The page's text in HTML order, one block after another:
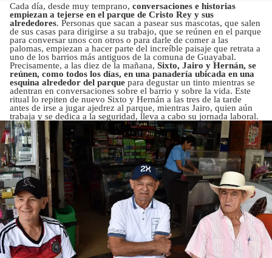
Cada día, desde muy temprano, conversaciones e historias
empiezan a tejerse en el parque de Cristo Rey y sus
alrededores. Personas que sacan a pasear sus mascotas, que salen
de sus casas para dirigirse a su trabajo, que se reúnen en el parque
para conversar unos con otros o para darle de comer a las
palomas, empiezan a hacer parte del increíble paisaje que retrata a
uno de los barrios más antiguos de la comuna de Guayabal.
Precisamente, a las diez de la mañana, Sixto, Jairo y Hernán, se
reúnen, como todos los días, en una panadería ubicada en una
esquina alrededor del parque para degustar un tinto mientras se
adentran en conversaciones sobre el barrio y sobre la vida. Este
ritual lo repiten de nuevo Sixto y Hernán a las tres de la tarde
antes de irse a jugar ajedrez al parque, mientras Jairo, quien aún
trabaja y se dedica a la seguridad, lleva a cabo su jornada laboral.